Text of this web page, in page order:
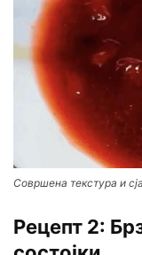
Совршена текстура и
Рецепт 2: